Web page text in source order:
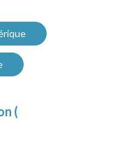
(